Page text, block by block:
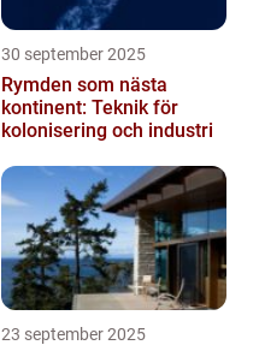
30 september 2025
Rymden som nästa
kontinent: Teknik för
kolonisering och industri
23 september 2025